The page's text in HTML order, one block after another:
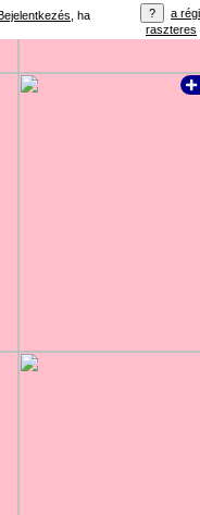
, ha
a régi
raszteres